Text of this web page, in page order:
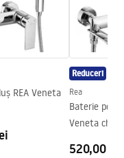
_24.pdf
REA Veneta
Reduceri
Rea
Baterie
Veneta
520,00